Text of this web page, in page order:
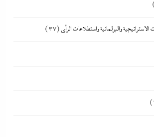
والبرلمانية واستطلاعات الرأى (37)